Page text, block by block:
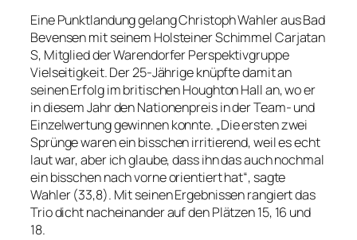
Eine Punktlandung gelang Christoph Wahler aus Bad
Bevensen mit seinem Holsteiner Schimmel Carjatan
S, Mitglied der Warendorfer Perspektivgruppe
Vielseitigkeit. Der 25-Jährige knüpfte damit an
seinen Erfolg im britischen Houghton Hall an, wo er
in diesem Jahr den Nationenpreis in der Team- und
Einzelwertung gewinnen konnte. „Die ersten zwei
Sprünge waren ein bisschen irritierend, weil es echt
laut war, aber ich glaube, dass ihn das auch nochmal
ein bisschen nach vorne orientiert hat“, sagte
Wahler (33,8). Mit seinen Ergebnissen rangiert das
Trio dicht nacheinander auf den Plätzen 15, 16 und
18.